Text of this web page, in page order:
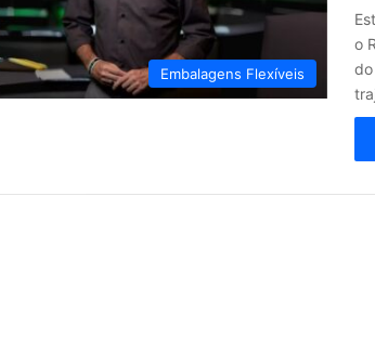
Embalagens Flexíveis
o